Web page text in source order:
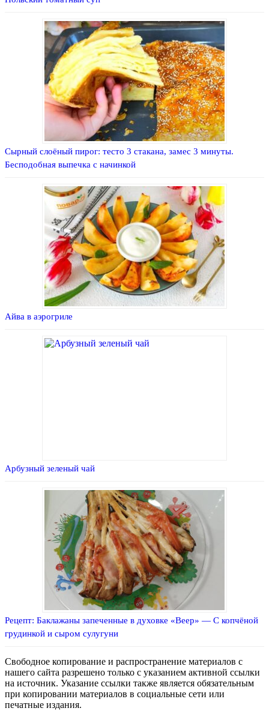
Сырный слоёный пирог: тесто 3 стакана, замес 3 минуты.
Бесподобная выпечка с начинкой
Айва в аэрогриле
Арбузный зеленый чай
Рецепт: Баклажаны запеченные в духовке «Веер» — С копчёной
грудинкой и сыром сулугуни
Свободное копирование и распространение материалов с
нашего сайта разрешено только с указанием активной ссылки
на источник. Указание ссылки также является обязательным
при копировании материалов в социальные сети или
печатные издания.